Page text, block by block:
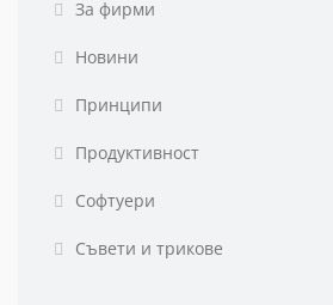
За фирми
Новини
Принципи
Продуктивност
Софтуери
Съвети и трикове